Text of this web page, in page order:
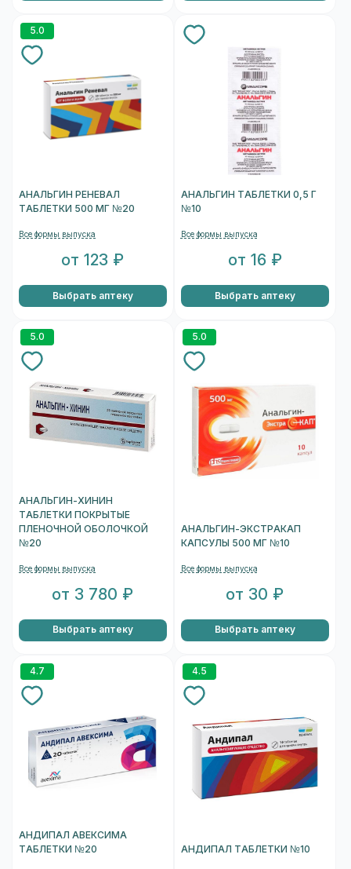
5.0
АНАЛЬГИН РЕНЕВАЛ
ТАБЛЕТКИ 500 МГ №20
Все формы выпуска
от 123 ₽
Выбрать аптеку
АНАЛЬГИН ТАБЛЕТКИ 0,5 Г
№10
Все формы выпуска
от 16 ₽
Выбрать аптеку
5.0
АНАЛЬГИН-ХИНИН
ТАБЛЕТКИ ПОКРЫТЫЕ
ПЛЕНОЧНОЙ ОБОЛОЧКОЙ
№20
Все формы выпуска
от 3 780 ₽
Выбрать аптеку
5.0
АНАЛЬГИН-ЭКСТРАКАП
КАПСУЛЫ 500 МГ №10
Все формы выпуска
от 30 ₽
Выбрать аптеку
4.7
АНДИПАЛ АВЕКСИМА
ТАБЛЕТКИ №20
4.5
АНДИПАЛ ТАБЛЕТКИ №10